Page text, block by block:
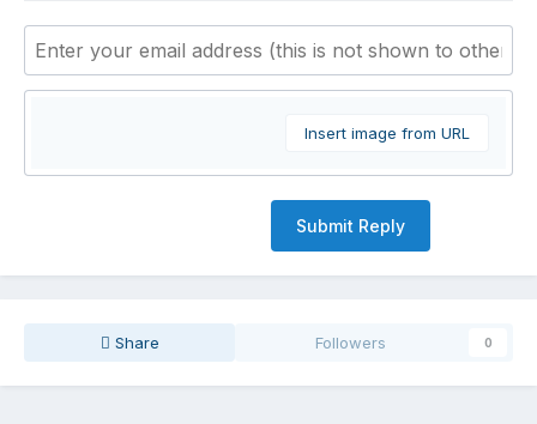
Insert image from URL
Submit Reply
Share Followers 0